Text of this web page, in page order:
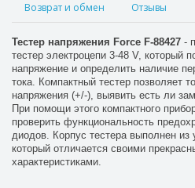
Возврат и обмен Отзывы
Тестер напряжения Force F-88427 -
тестер электроцепи 3-48 V, который
напряжение и определить наличие
тока. Компактный тестер позволяет
напряжения (+/-), выявить есть ли
При помощи этого компактного
проверить функциональность
диодов. Корпус тестера выполнен из
который отличается своими
характеристиками.